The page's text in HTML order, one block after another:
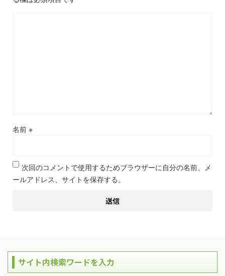
名前 ※
次回のコメントで使用するためブラウザーに自分の名前、メ
ールアドレス、サイトを保存する。
サイト内検索ワードを入力